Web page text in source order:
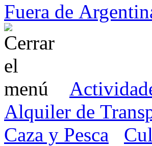
Fuera de
Alquiler de
Caza y Pesca